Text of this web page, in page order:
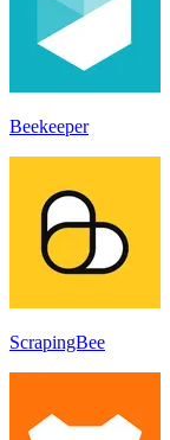
Beekeeper
ScrapingBee